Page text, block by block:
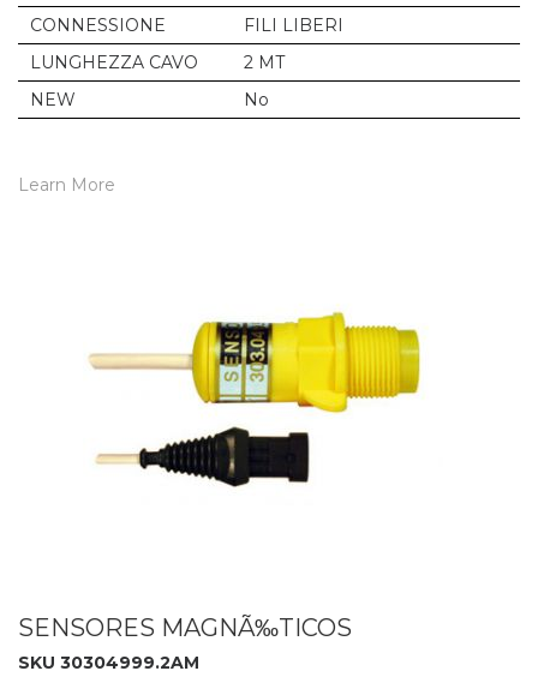
CONNESSIONE
FILI LIBERI
LUNGHEZZA CAVO
2 MT
NEW
No
Learn More
SENSORES MAGNÃ‰TICOS
SKU 30304999.2AM